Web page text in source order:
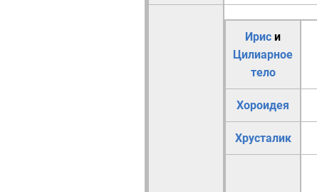
Ирис и
Цилиарное
тело
Хороидея
Хрусталик